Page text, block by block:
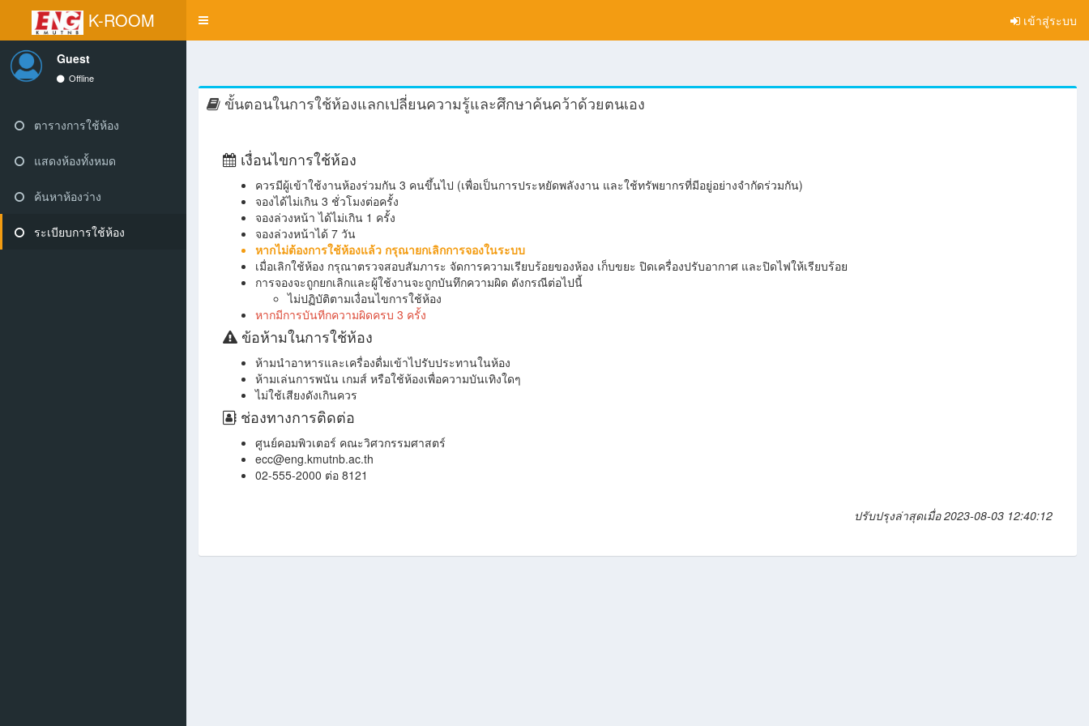
K-ROOM
Toggle
เข้าสู่ระบบ
Guest
Offline
ตารางการใช้ห้อง
แสดงห้องทั้งหมด
ค้นหาห้องว่าง
ระเบียบการใช้ห้อง
ขั้นตอนในการใช้ห้องแลกเปลี่ยนความรู้และศึกษาค้นคว้าด้วยตนเอง
เงื่อนไขการใช้ห้อง
ควรมีผู้เข้าใช้งานห้องร่วมกัน 3 คนขึ้นไป (เพื่อเป็นการประหยัดพลังงาน และใช้ทรัพยากรที่มีอยู่อย่างจำกัดร่วมกัน)
จองได้ไม่เกิน 3 ชั่วโมงต่อครั้ง
จองล่วงหน้า ได้ไม่เกิน 1 ครั้ง
จองล่วงหน้าได้ 7 วัน
หากไม่ต้องการใช้ห้องแล้ว กรุณายกเลิกการจองในระบบ
เมื่อเลิกใช้ห้อง กรุณาตรวจสอบสัมภาระ จัดการความเรียบร้อยของห้อง เก็บขยะ ปิดเครื่องปรับอากาศ และปิดไฟให้เรียบร้อย
การจองจะถูกยกเลิกและผู้ใช้งานจะถูกบันทึกความผิด ดังกรณีต่อไปนี้
ไม่ปฏิบัติตามเงื่อนไขการใช้ห้อง
หากมีการบันทีกความผิดครบ 3 ครั้ง
ข้อห้ามในการใช้ห้อง
ห้ามนำอาหารและเครื่องดื่มเข้าไปรับประทานในห้อง
ห้ามเล่นการพนัน เกมส์ หรือใช้ห้องเพื่อความบันเทิงใดๆ
ไม่ใช้เสียงดังเกินควร
ช่องทางการติดต่อ
ศูนย์คอมพิวเตอร์ คณะวิศวกรรมศาสตร์
ecc@eng.kmutnb.ac.th
02-555-2000 ต่อ 8121
ปรับปรุงล่าสุดเมื่อ 2023-08-03 12:40:12